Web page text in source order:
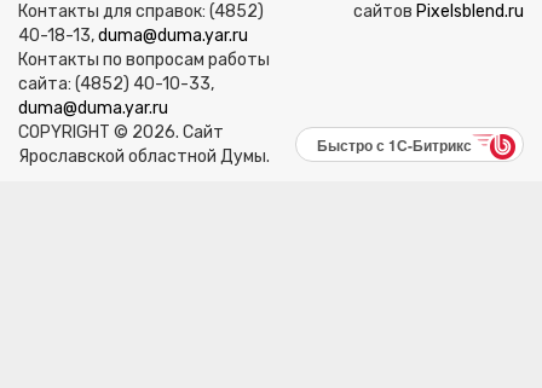
Контакты для справок: (4852)
40-18-13,duma@duma.yar.ru
Контакты по вопросам работы
сайта: (4852) 40-10-33,
duma@duma.yar.ru
COPYRIGHT © 2026. Сайт
Ярославской областной Думы.
сайтов Pixelsblend.ru
Быстро с 1С-Битрикс